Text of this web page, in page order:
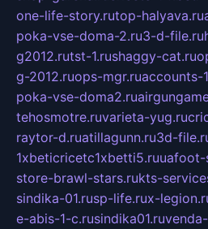
one-life-story.rutop-halyava.ru
poka-vse-doma-2.ru3-d-file.ru
g2012.rutst-1.rushaggy-cat.ru
g-2012.ruops-mgr.ruaccounts-
poka-vse-doma2.ru
tehosmotre.ruvarieta-yug.ru
raytor-d.ruatillagunn.ru3d-
1xbeticricetc1xbetti5.ru
store-brawl-stars.rukts-
sindika-01.rusp-life.rux-
e-abis-1-c.rusindika01.ru